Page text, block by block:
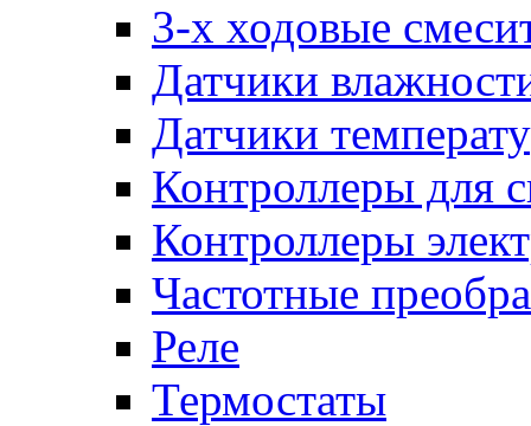
3-х ходовые
Датчики
Датчики
Контроллеры для
Контроллеры
Частотные
Реле
Термостаты